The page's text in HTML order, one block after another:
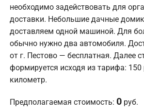
необходимо задействовать для
доставки. Небольшие дачные
доставляем одной машиной. Для
обычно нужно два автомобиля.
от г. Пестово — бесплатная. Далее
формируется исходя из тарифа: 150
километр.
Предполагаемая стоимость: 0 руб.